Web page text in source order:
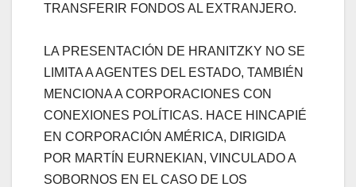
TRANSFERIR FONDOS AL EXTRANJERO.
LA PRESENTACIÓN DE HRANITZKY NO SE
LIMITA A AGENTES DEL ESTADO, TAMBIÉN
MENCIONA A CORPORACIONES CON
CONEXIONES POLÍTICAS. HACE HINCAPIÉ
EN CORPORACIÓN AMÉRICA, DIRIGIDA
POR MARTÍN EURNEKIAN, VINCULADO A
SOBORNOS EN EL CASO DE LOS